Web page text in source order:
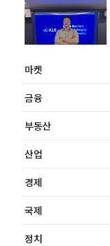
마켓
금융
부동산
산업
경제
국제
정치